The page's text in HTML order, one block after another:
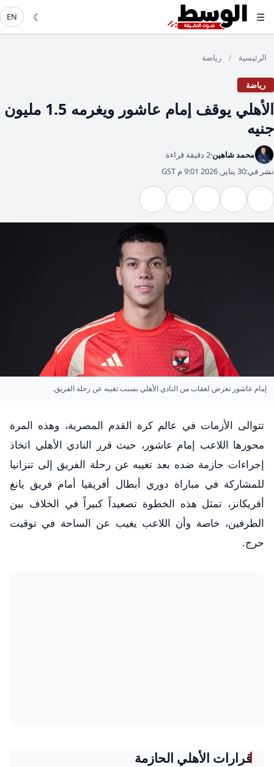
☰
☾
EN
الرئيسية / رياضة
رياضة
الأهلي يوقف إمام عاشور ويغرمه 1.5 مليون
جنيه
محمد شاهين 2 دقيقة قراءة
نشر في:30 يناير, 2026 9:01 م GST
إمام عاشور تعرض لعقاب من النادي الأهلي بسبب تغيبه عن رحلة الفريق.
تتوالى الأزمات في عالم كرة القدم المصرية، وهذه المرة
محورها اللاعب إمام عاشور، حيث قرر النادي الأهلي اتخاذ
إجراءات حازمة ضده بعد تغيبه عن رحلة الفريق إلى تنزانيا
للمشاركة في مباراة دوري أبطال أفريقيا أمام فريق يانغ
أفريكانز، تمثل هذه الخطوة تصعيداً كبيراً في الخلاف بين
الطرفين، خاصة وأن اللاعب يغيب عن الساحة في توقيت
حرج.
قرارات الأهلي الحازمة